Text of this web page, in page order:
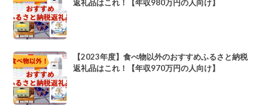
返礼品はこれ！【年収980万円の人向け】
【2023年度】食べ物以外のおすすめふるさと納税
返礼品はこれ！【年収970万円の人向け】